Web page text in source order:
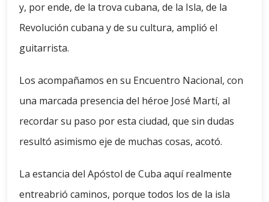
y, por ende, de la trova cubana, de la Isla, de la
Revolución cubana y de su cultura, amplió el
guitarrista.
Los acompañamos en su Encuentro Nacional, con
una marcada presencia del héroe José Martí, al
recordar su paso por esta ciudad, que sin dudas
resultó asimismo eje de muchas cosas, acotó.
La estancia del Apóstol de Cuba aquí realmente
entreabrió caminos, porque todos los de la isla